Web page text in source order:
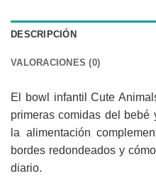
DESCRIPCIÓN
VALORACIONES (0)
El bowl infantil Cute
primeras comidas del
la alimentación
bordes redondeados y
diario.